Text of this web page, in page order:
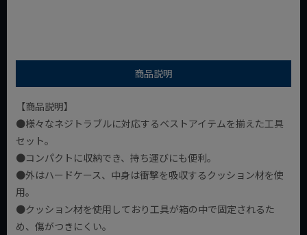
商品説明
【商品説明】
●様々なネジトラブルに対応するベストアイテムを揃えた工具
セット。
●コンパクトに収納でき、持ち運びにも便利。
●外はハードケース、中身は衝撃を吸収するクッション材を使
用。
●クッション材を使用しており工具が箱の中で固定されるた
め、傷がつきにくい。